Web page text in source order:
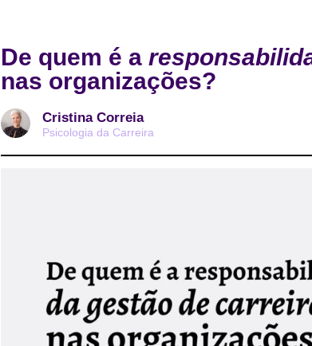
De quem é a
nas organizações?
Cristina Correia
Psicologia da Carreira